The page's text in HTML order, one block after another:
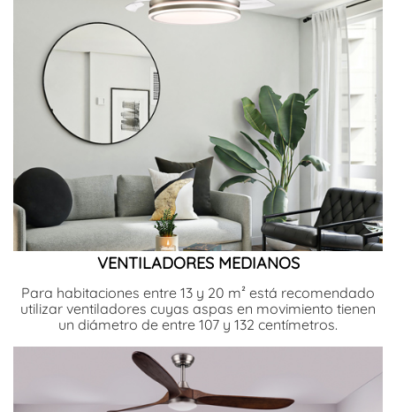
VENTILADORES MEDIANOS
Para habitaciones entre 13 y 20 m² está recomendado
utilizar ventiladores cuyas aspas en movimiento tienen
un diámetro de entre 107 y 132 centímetros.